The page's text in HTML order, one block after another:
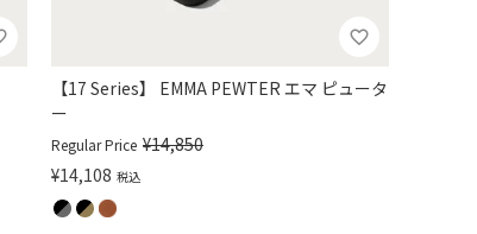
【17 Series】 EMMA PEWTER エマ ピュータ
ー
Regular Price ¥14,850
¥14,108 税込